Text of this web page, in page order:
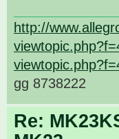
http://
gg 8738222
Re: